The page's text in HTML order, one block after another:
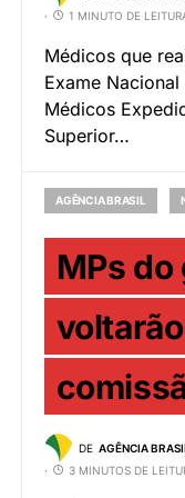
1 MINUTO DE
Médicos que
Exame
Médicos
Superior…
AGÊNCIA BRASIL
MPs do
DE AGÊNCIA
3 MINUTOS DE